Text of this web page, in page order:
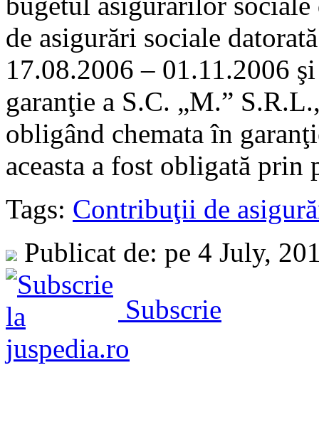
de asigurări sociale
17.08.2006 – 01.11.2006
garanţie a S.C. „M.”
obligând chemata în
aceasta a fost obligată prin
Tags: Contribuţii de
Publicat de: pe 4 July,
Subscrie